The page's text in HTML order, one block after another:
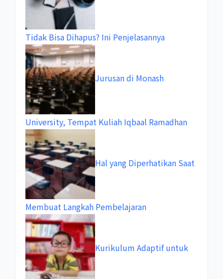
Tidak Bisa Dihapus? Ini Penjelasannya
Jurusan di Monash
University, Tempat Kuliah Iqbaal Ramadhan
Hal yang Diperhatikan Saat
Membuat Langkah Pembelajaran
Kurikulum Adaptif untuk